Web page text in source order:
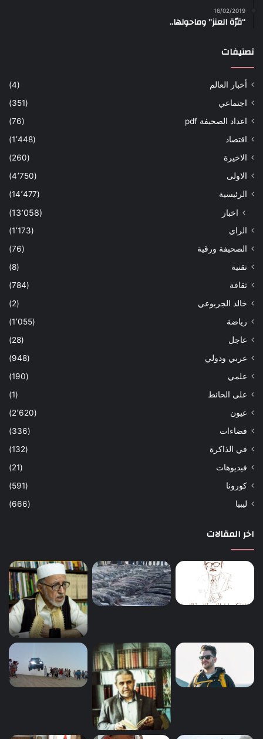
16/02/2019
“قرّة العنز” وماحولها..
تصنيفات
أخبار العالم
(4)
اجتماعي
(351)
اعداد الصحيفة pdf
(76)
اقتصاد
(1٬448)
الاخيرة
(260)
الاولى
(4٬750)
الرئيسية
(14٬477)
اخبار (13٬058)
الراي
(1٬173)
الصحيفة ورقية
(76)
تقنية
(8)
ثقافة
(784)
خالد الجربوعي
(2)
رياضة
(1٬055)
عاجل
(28)
عربي ودولي
(948)
علمي
(190)
على الحائط
(1)
عيون
(2٬620)
فضاءات
(336)
في الذاكرة
(132)
فيديوهات
(21)
كورونا
(591)
ليبيا
(666)
اخر المقالات